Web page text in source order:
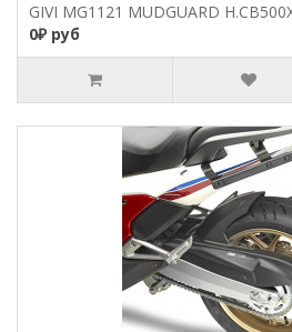
GIVI MG1121 MUDGUARD
0₽ руб